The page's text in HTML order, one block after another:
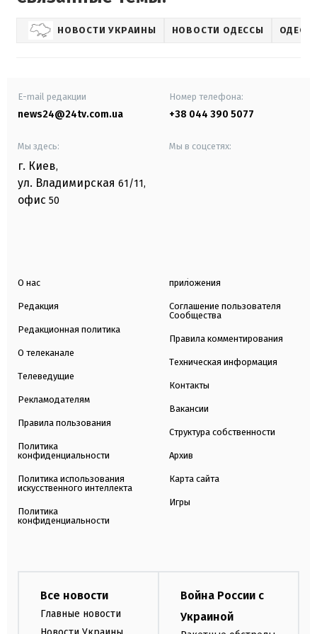
НОВОСТИ УКРАИНЫ НОВОСТИ ОДЕССЫ
E-mail редакции
news24@24tv.com.ua
Номер телефона:
+38 044 390 5077
Мы здесь:
г. Киев,
ул. Владимирская 61/11,
офис 50
Мы в соцсетях:
О нас
Редакция
Редакционная политика
О телеканале
Телеведущие
Рекламодателям
Правила пользования
Политика
конфиденциальности
Политика использования
искусственного интеллекта
Политика
конфиденциальности
приложения
Соглашение пользователя
Сообщества
Правила комментирования
Техническая информация
Контакты
Вакансии
Структура собственности
Архив
Карта сайта
Игры
Все новости
Главные новости
Война России с
Украиной